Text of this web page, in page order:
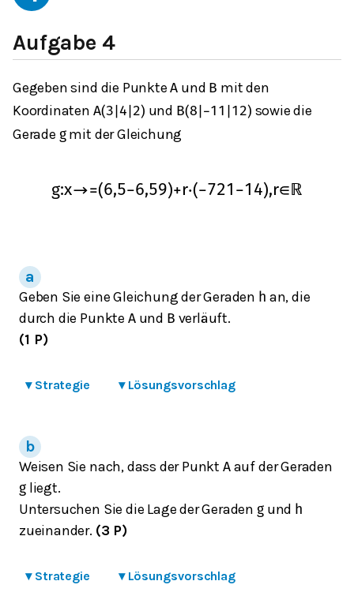
Aufgabe 4
Gegeben sind die PunkteA und B mit den
Koordinaten A(3 4 2) und B(8 −11 12) sowie die
Gerade gmit der Gleichung
g:x→=(6,5−6,59)+r⋅(−721 −14),r∈ℝ
Geben Sie eine Gleichung der Geraden h an, die
durch die Punkte Aund B verläuft.
(1 P)
▾ Strategie ▾ Lösungsvorschlag
Weisen Sie nach, dass der Punkt Aauf der Geraden
g liegt.
Untersuchen Sie die Lage der Geraden gund h
zueinander. (3 P)
▾ Strategie ▾ Lösungsvorschlag